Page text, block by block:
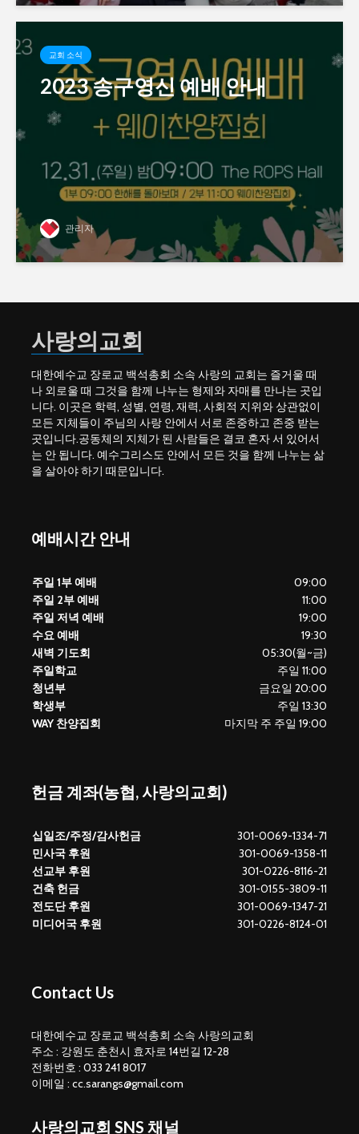
교회 소식
2023 송구영신 예배 안내
관리자
사랑의교회
대한예수교 장로교 백석총회 소속 사랑의 교회는 즐거울 때
나 외로울 때 그것을 함께 나누는 형제와 자매를 만나는 곳입
니다. 이곳은 학력, 성별, 연령, 재력, 사회적 지위와 상관없이
모든 지체들이 주님의 사랑 안에서 서로 존중하고 존중 받는
곳입니다.공동체의 지체가 된 사람들은 결코 혼자 서 있어서
는 안 됩니다. 예수그리스도 안에서 모든 것을 함께 나누는 삶
을 살아야 하기 때문입니다.
예배시간 안내
주일 1부 예배
09:00
주일 2부 예배
11:00
주일 저녁 예배
19:00
수요 예배
19:30
새벽 기도회
05:30(월~금)
주일학교
주일 11:00
청년부
금요일 20:00
학생부
주일 13:30
WAY 찬양집회
마지막 주 주일 19:00
헌금 계좌(농협, 사랑의교회)
십일조/주정/감사헌금
301-0069-1334-71
민사국 후원
301-0069-1358-11
선교부 후원
301-0226-8116-21
건축 헌금
301-0155-3809-11
전도단 후원
301-0069-1347-21
미디어국 후원
301-0226-8124-01
Contact Us
대한예수교 장로교 백석총회 소속 사랑의교회
주소 : 강원도 춘천시 효자로 14번길 12-28
전화번호 : 033 241 8017
이메일 : cc.sarangs@gmail.com
사랑의교회 SNS 채널